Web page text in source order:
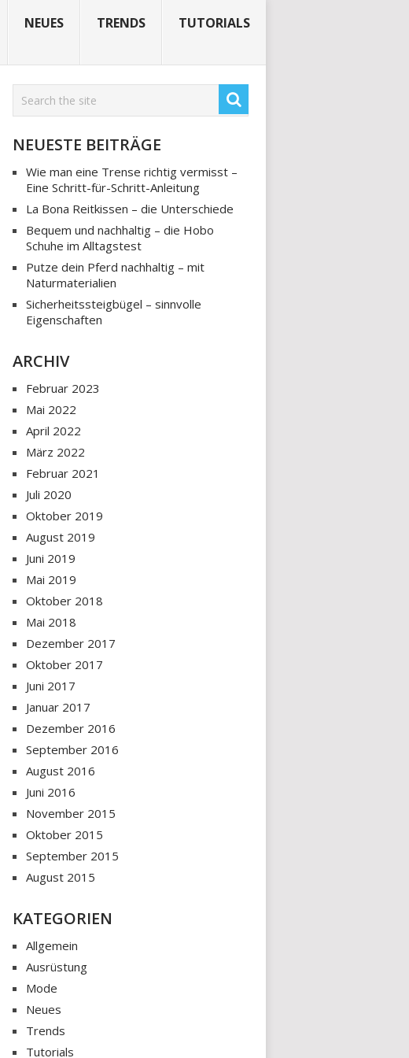
NEUES TRENDS TUTORIALS
NEUESTE BEITRÄGE
Wie man eine Trense richtig vermisst –
Eine Schritt-für-Schritt-Anleitung
La Bona Reitkissen – die Unterschiede
Bequem und nachhaltig – die Hobo
Schuhe im Alltagstest
Putze dein Pferd nachhaltig – mit
Naturmaterialien
Sicherheitssteigbügel – sinnvolle
Eigenschaften
ARCHIV
Februar 2023
Mai 2022
April 2022
März 2022
Februar 2021
Juli 2020
Oktober 2019
August 2019
Juni 2019
Mai 2019
Oktober 2018
Mai 2018
Dezember 2017
Oktober 2017
Juni 2017
Januar 2017
Dezember 2016
September 2016
August 2016
Juni 2016
November 2015
Oktober 2015
September 2015
August 2015
KATEGORIEN
Allgemein
Ausrüstung
Mode
Neues
Trends
Tutorials